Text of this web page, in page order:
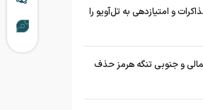
و امتیازدهی به تل‌آویو را
و جنوبی تنگه هرمز حذف